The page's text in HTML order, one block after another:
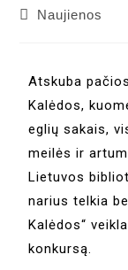
Naujienos
Atskuba
Kalėdos,
eglių sakais,
meilės ir
Lietuvos
narius telkia
Kalėdos“
konkursą.